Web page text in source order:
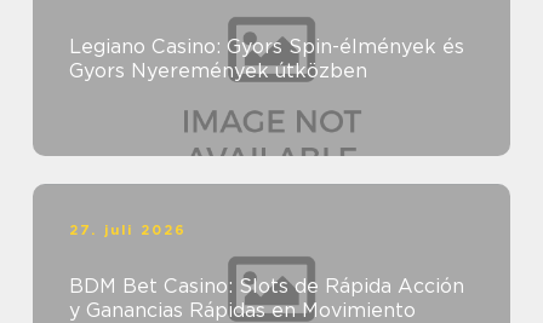
Legiano Casino: Gyors Spin-élmények és
Gyors Nyeremények útközben
27. juli 2026
BDM Bet Casino: Slots de Rápida Acción
y Ganancias Rápidas en Movimiento